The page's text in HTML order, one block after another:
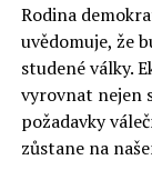
Rodina
uvědomuje, že
studené války.
vyrovnat nejen
požadavky
zůstane na